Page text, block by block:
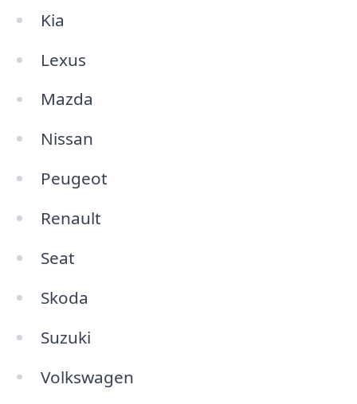
Kia
Lexus
Mazda
Nissan
Peugeot
Renault
Seat
Skoda
Suzuki
Volkswagen